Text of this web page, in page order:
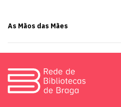
As Mãos das Mães